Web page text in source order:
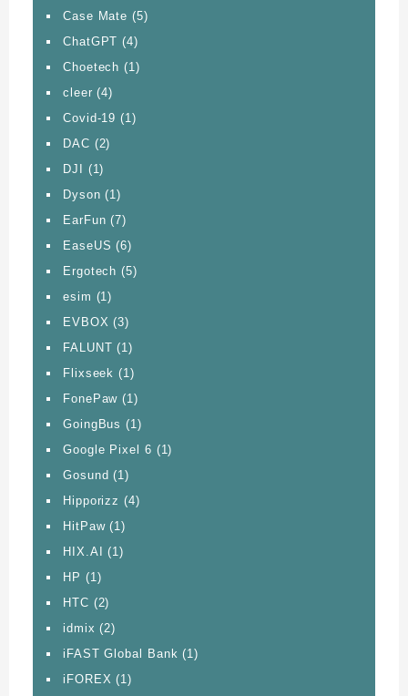
Case Mate (5)
ChatGPT (4)
Choetech (1)
cleer (4)
Covid-19 (1)
DAC (2)
DJI
(1)
Dyson (1)
EarFun (7)
EaseUS (6)
Ergotech (5)
esim (1)
EVBOX (3)
FALUNT (1)
Flixseek (1)
FonePaw (1)
GoingBus (1)
Google Pixel 6 (1)
Gosund (1)
Hipporizz (4)
HitPaw(1)
HIX.AI
(1)
HP (1)
HTC (2)
idmix (2)
iFAST Global Bank (1)
iFOREX (1)